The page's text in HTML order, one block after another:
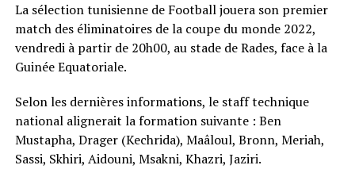
La sélection tunisienne de Football jouera son premier
match des éliminatoires de la coupe du monde 2022,
vendredi à partir de 20h00, au stade de Rades, face à la
Guinée Equatoriale.
Selon les dernières informations, le staff technique
national alignerait la formation suivante : Ben
Mustapha, Drager (Kechrida), Maâloul, Bronn, Meriah,
Sassi, Skhiri, Aidouni, Msakni, Khazri, Jaziri.